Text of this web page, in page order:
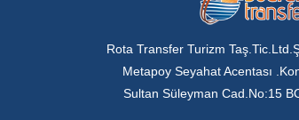
Rota Transfer Turizm
Metapoy Seyahat Acentası
Sultan Süleyman Cad.No:15